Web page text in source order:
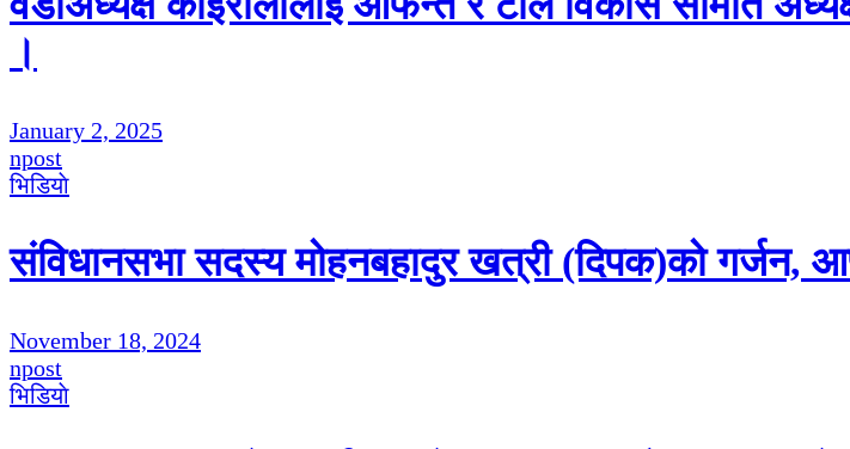
।
January 2, 2025
npost
भिडियाे
संविधानसभा सदस्य मोहनबहादुर खत्री (दिपक)को गर्जन,
November 18, 2024
npost
भिडियाे